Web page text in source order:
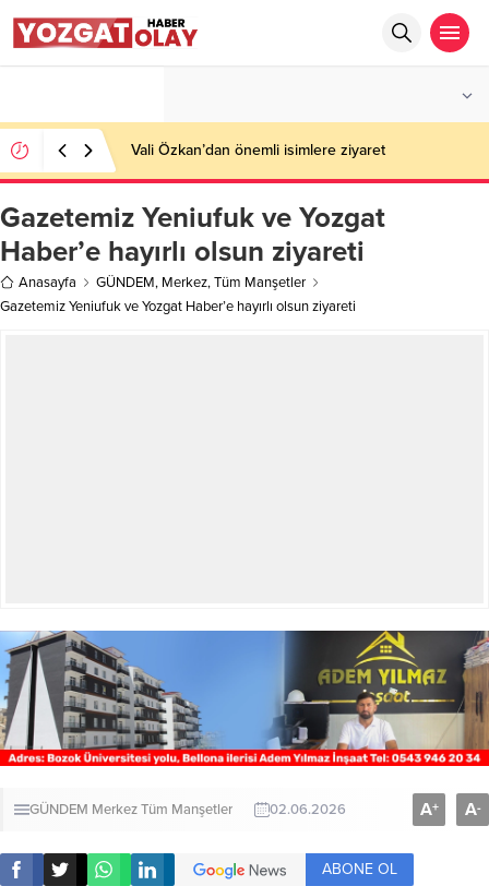
Vali Özkan’dan önemli isimlere ziyaret
Gazetemiz Yeniufuk ve Yozgat
Haber’e hayırlı olsun ziyareti
Anasayfa GÜNDEM, Merkez,Tüm Manşetler
Gazetemiz Yeniufuk ve Yozgat Haber’e hayırlı olsun ziyareti
GÜNDEM MerkezTüm Manşetler 02.06.2026 A+ A-
ABONE OL